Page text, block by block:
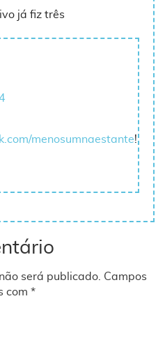
já fiz três
menosumnaestante!
será publicado. Campos
com *